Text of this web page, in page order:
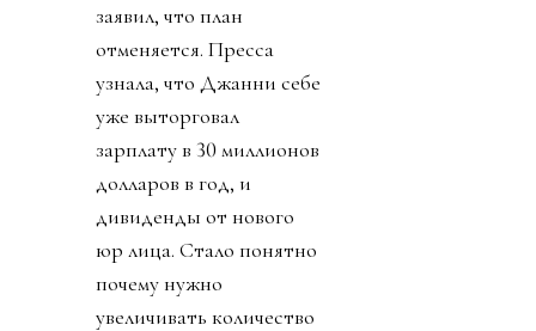
заявил, что план
отменяется. Пресса
узнала, что Джанни себе
уже выторговал
зарплату в 30 миллионов
долларов в год, и
дивиденды от нового
юр лица. Стало понятно
почему нужно
увеличивать количество